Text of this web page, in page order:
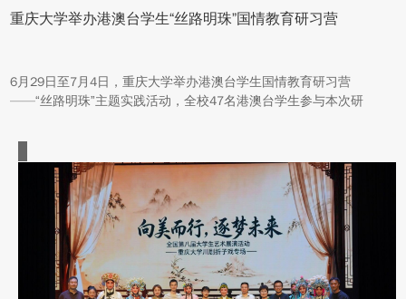
重庆大学举办港澳台学生“丝路明珠”国情教育研习营
6月29日至7月4日，重庆大学举办港澳台学生国情教育研习营
——“丝路明珠”主题实践活动，全校47名港澳台学生参与本次研
多地实地走访，深入了解国家在丝路文明传承、世界文化遗产保
护、西北地质生态治理等方面的建设成就与发展路径。